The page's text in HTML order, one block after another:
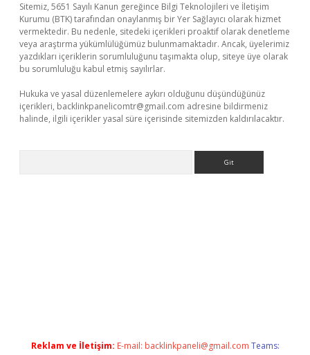
Sitemiz, 5651 Sayılı Kanun gereğince Bilgi Teknolojileri ve İletişim
Kurumu (BTK) tarafından onaylanmış bir Yer Sağlayıcı olarak hizmet
vermektedir. Bu nedenle, sitedeki içerikleri proaktif olarak denetleme
veya araştırma yükümlülüğümüz bulunmamaktadır. Ancak, üyelerimiz
yazdıkları içeriklerin sorumluluğunu taşımakta olup, siteye üye olarak
bu sorumluluğu kabul etmiş sayılırlar.
Hukuka ve yasal düzenlemelere aykırı olduğunu düşündüğünüz
içerikleri, backlinkpanelicomtr@gmail.com adresine bildirmeniz
halinde, ilgili içerikler yasal süre içerisinde sitemizden kaldırılacaktır.
Reklam ve İletişim: E-mail: backlinkpaneli@gmail.com Teams: